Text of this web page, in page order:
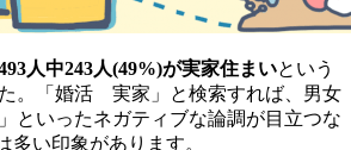
人中243人(49%)が実家住まいという
。「婚活 実家」と検索すれば、男女
といったネガティブな論調が目立つな
多い印象があります。